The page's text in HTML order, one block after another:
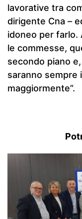
lavorative tra
dirigente Cna –
idoneo per farlo.
le commesse,
secondo piano
saranno sempre
maggiormente”.